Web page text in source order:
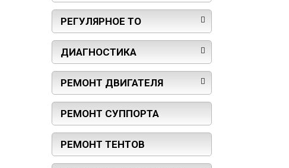
РЕГУЛЯРНОЕ ТО
ДИАГНОСТИКА
РЕМОНТ ДВИГАТЕЛЯ
РЕМОНТ СУППОРТА
РЕМОНТ ТЕНТОВ